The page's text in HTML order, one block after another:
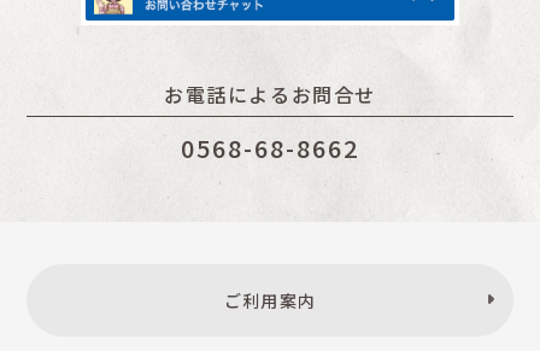
お電話によるお問合せ
0568-68-8662
ご利用案内